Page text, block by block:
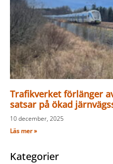
Trafikverket förlänger
satsar på ökad
10 december, 2025
Läs mer »
Kategorier